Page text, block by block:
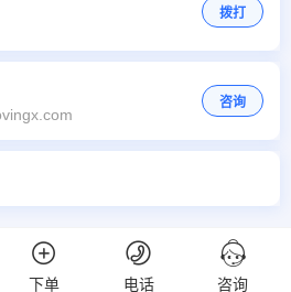
拨打
咨询
下单 电话 咨询